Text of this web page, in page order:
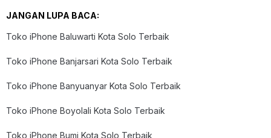
JANGAN LUPA BACA:
Toko iPhone Baluwarti Kota Solo Terbaik
Toko iPhone Banjarsari Kota Solo Terbaik
Toko iPhone Banyuanyar Kota Solo Terbaik
Toko iPhone Boyolali Kota Solo Terbaik
Toko iPhone Bumi Kota Solo Terbaik